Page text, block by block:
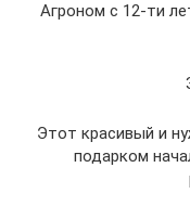
Агроном с 12-ти
Этот красивый и
подарком